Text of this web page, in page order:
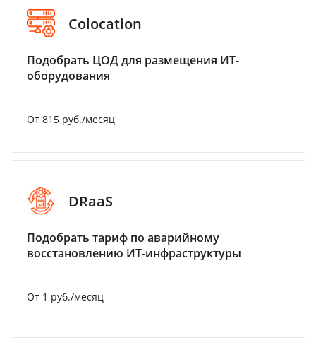
Colocation
Подобрать ЦОД для размещения ИТ-
оборудования
От 815 руб./месяц
DRaaS
Подобрать тариф по аварийному
восстановлению ИТ-инфраструктуры
От 1 руб./месяц